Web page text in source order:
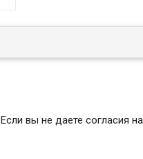
. Если вы не даете согласия на